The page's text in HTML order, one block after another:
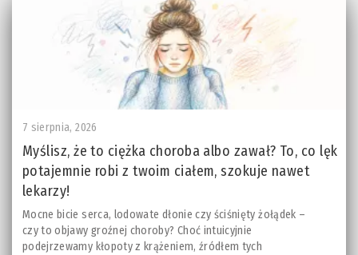
7 sierpnia, 2026
Myślisz, że to ciężka choroba albo zawał? To, co lęk
potajemnie robi z twoim ciałem, szokuje nawet
lekarzy!
Mocne bicie serca, lodowate dłonie czy ściśnięty żołądek –
czy to objawy groźnej choroby? Choć intuicyjnie
podejrzewamy kłopoty z krążeniem, źródłem tych